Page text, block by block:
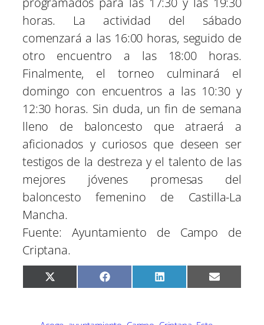
horas. La actividad del sábado
comenzará a las 16:00 horas, seguido de
otro encuentro a las 18:00 horas.
Finalmente, el torneo culminará el
domingo con encuentros a las 10:30 y
12:30 horas. Sin duda, un fin de semana
lleno de baloncesto que atraerá a
aficionados y curiosos que deseen ser
testigos de la destreza y el talento de las
mejores jóvenes promesas del
baloncesto femenino de Castilla-La
Mancha.
Fuente: Ayuntamiento de Campo de
Criptana.
C
o
X
(
C
o
F
a
C
o
L
i
C
o
E
m